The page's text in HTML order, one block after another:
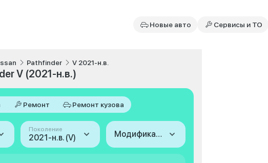
Новые авто Сервисы и ТО
Pathfinder V 2021-н.в.
V (2021-н.в.)
Ремонт Ремонт кузова
Поколение
2021-н.в. (V) Модификация